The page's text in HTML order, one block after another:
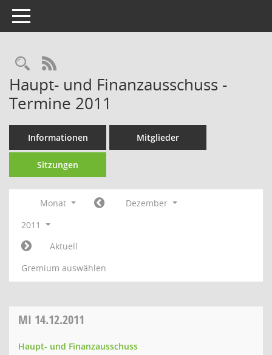
Toggle navigation
Rechercheauswahl
RSS-Feed
Haupt- und Finanzausschuss -
Termine 2011
Informationen Mitglieder
Sitzungen
Monat
Dezember
2011
Aktuell
Gremium auswählen
MI 14.12.2011
Haupt- und Finanzausschuss